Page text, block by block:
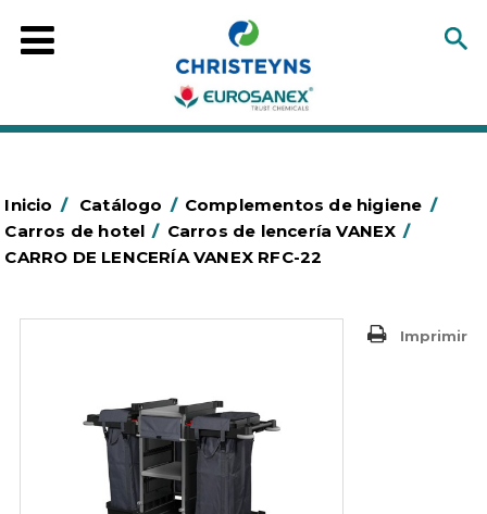
Inicio / Catálogo / Complementos de higiene /
Carros de hotel / Carros de lencería VANEX /
CARRO DE LENCERÍA VANEX RFC-22
Imprimir